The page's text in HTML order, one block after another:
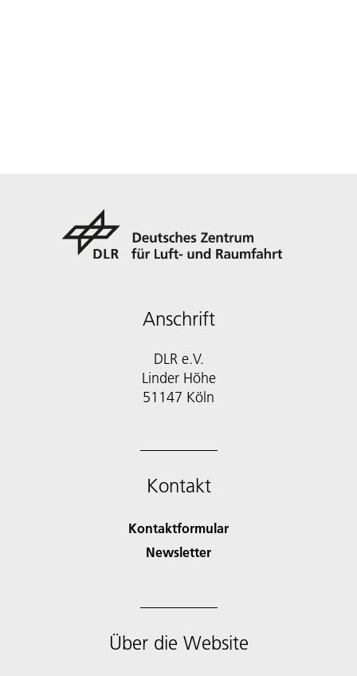
Anschrift
DLR e.V.
Linder Höhe
51147 Köln
Kontakt
Kontaktformular
Newsletter
Über die Website